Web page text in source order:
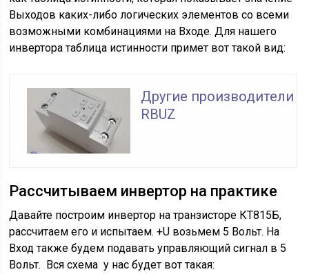
Выходов каких-либо логических элементов со всеми
возможными комбинациями на Входе. Для нашего
инвертора таблица истинности примет вот такой вид:
Другие производители
RBUZ
Рассчитываем инвертор на практике
Давайте построим инвертор на транзисторе КТ815Б,
рассчитаем его и испытаем. +U возьмем 5 Вольт. На
Вход также будем подавать управляющий сигнал в 5
Вольт. Вся схема у нас будет вот такая: